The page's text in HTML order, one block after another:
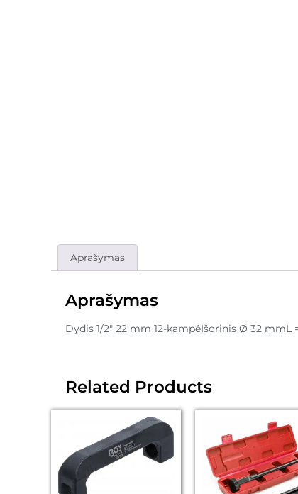
Aprašymas
Aprašymas
Dydis 1/2" 22 mm 12-kampėIšorinis Ø 32 mmL
Related Products